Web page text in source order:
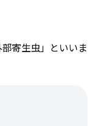
寄生虫」といいま